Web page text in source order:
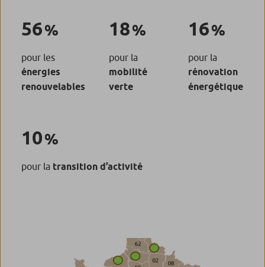
56
pour les
énergies
renouvelables
18
pour la
mobilité
verte
16
pour la
rénovation
énergétique
10
pour la transition d’activité